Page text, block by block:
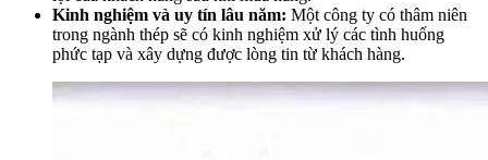
Kinh nghiệm và uy tín lâu năm: Một công ty có thâm niên
trong ngành thép sẽ có kinh nghiệm xử lý các tình huống
phức tạp và xây dựng được lòng tin từ khách hàng.